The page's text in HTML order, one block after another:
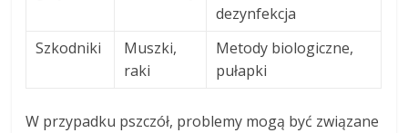
dezynfekcja
Szkodniki
Muszki,
raki
Metody biologiczne,
pułapki
W przypadku pszczół, problemy mogą być związane